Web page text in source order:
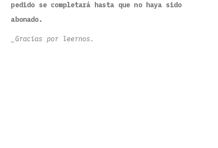
pedido se completará hasta que no haya sido
abonado.
_Gracias por leernos.